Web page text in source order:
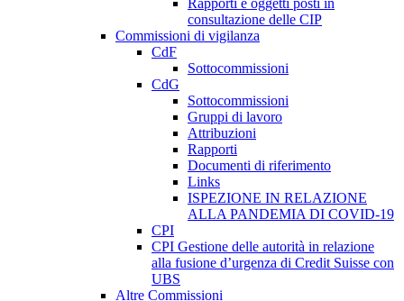
Rapporti e oggetti posti in
consultazione delle CIP
Commissioni di vigilanza
CdF
Sottocommissioni
CdG
Sottocommissioni
Gruppi di lavoro
Attribuzioni
Rapporti
Documenti di riferimento
Links
ISPEZIONE IN RELAZIONE
ALLA PANDEMIA DI COVID-19
CPI
CPI Gestione delle autorità in relazione
alla fusione d’urgenza di Credit Suisse con
UBS
Altre Commissioni